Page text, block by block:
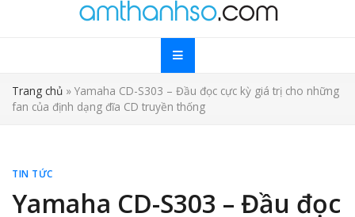
Trang chủ » Yamaha CD-S303 – Đầu đọc cực kỳ giá trị cho những
fan của định dạng đĩa CD truyền thống
TIN TỨC
Yamaha CD-S303 – Đầu đọc